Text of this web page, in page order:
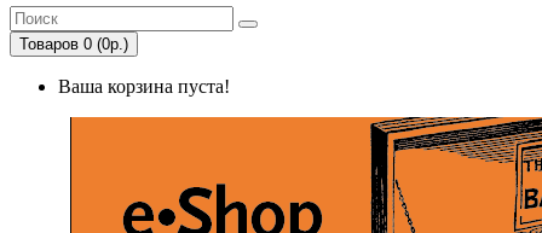
Товаров 0 (0р.)
Ваша корзина пуста!